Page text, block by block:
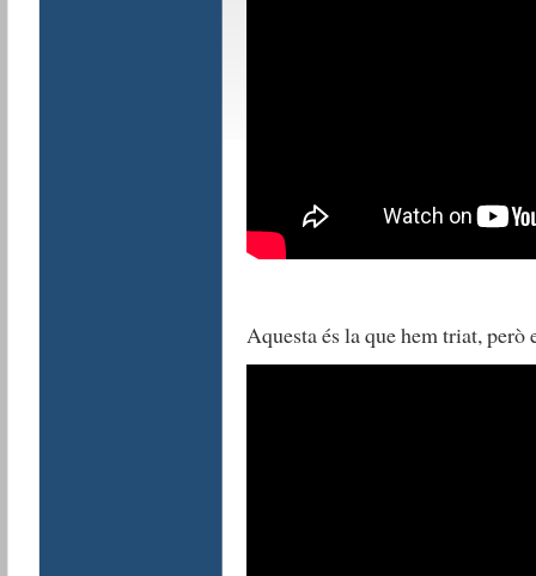
Aquesta és la que hem triat, però